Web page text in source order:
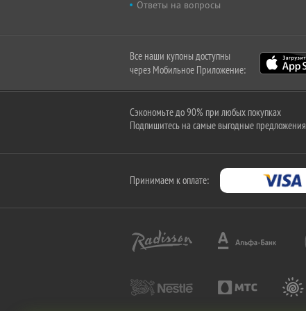
Ответы на вопросы
Все наши купоны доступны
через Мобильное Приложение:
Сэкономьте до 90% при любых покупках
Подпишитесь на самые выгодные предложения
Принимаем к оплате: